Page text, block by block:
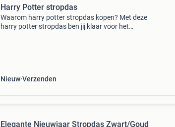
Harry Potter stropdas
Waarom harry potter stropdas kopen? Met deze
harry potter stropdas ben jij klaar voor het
Nieuw Verzenden
Elegante Nieuwjaar Stropdas Zwart/Goud